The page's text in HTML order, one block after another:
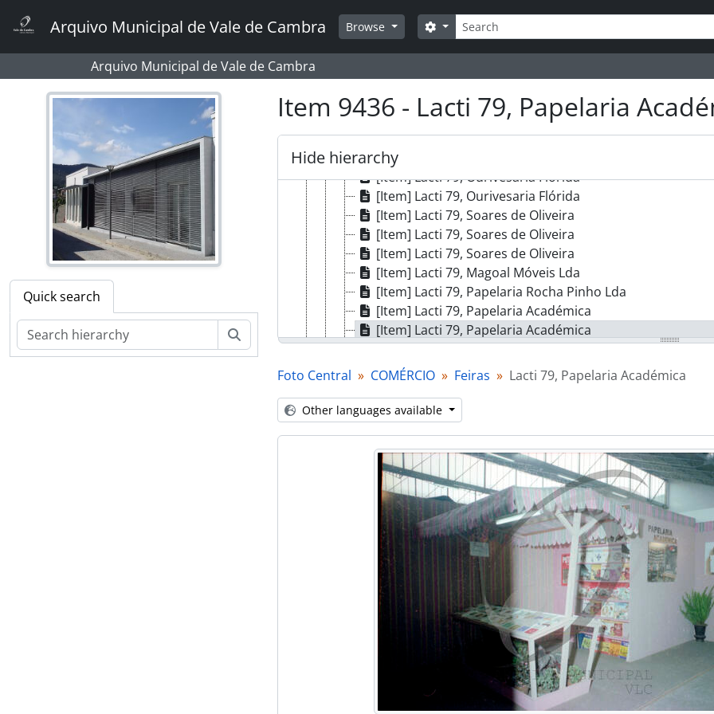
Arquivo Municipal de Vale de Cambra Browse Search
Search options
Arquivo Municipal de Vale de Cambra
Quick search
Search
Item 9436 - Lacti 79, Papelaria
Hide hierarchy
[Item] Lacti 79, CD Máquinas Agrícolas
[Item] Lacti 79, CD Máquinas Agrícolas
[Item] Lacti 79, CD Máquinas Agrícolas
[Item] Lacti 79, CD Máquinas Agrícolas
[Item] Lacti 79, Colep
[Item] Lacti 79, Colep
[Item] Lacti 79, Colep
[Item] Lacti 79, Ourivesaria Flórida
[Item] Lacti 79, Ourivesaria Flórida
[Item] Lacti 79, Soares de Oliveira
[Item] Lacti 79, Soares de Oliveira
[Item] Lacti 79, Soares de Oliveira
[Item] Lacti 79, Magoal Móveis Lda
[Item] Lacti 79, Papelaria Rocha Pinho Lda
[Item] Lacti 79, Papelaria Académica
[Item] Lacti 79, Papelaria Académica
[Item] Lacti 79, Banco Pinto & Sotto Mayor
[Item] Lacti 79, Banco Pinto & Sotto Mayor
[Item] Lacti 79, Estemel
[Item] Lacti 79, Estemel
[Item] Lacti 79, baterias Tudor
[Item] Lacti 79, retrato de grupo
[Item] Lacti 79, passeio turístico
[Item] Lacti 79, passeio turístico
[Item] Lacti 79, visita do Ministro da Agricultura e
[Item] Lacti 79, visita do Ministro da Agricultura e
[Item] Lacti 79, visita do Ministro da Agricultura e
[Item] Lacti 79, visita do Ministro da Agricultura e
[Item] Lacti 79, visita do Ministro da Agricultura e
[Item] Lacti 79, visita do Ministro da Agricultura e
[Item] Lacti 79, visita do Ministro da Agricultura e
[Item] Lacti 79, visita do Ministro da Agricultura e
[Item] Lacti 79, visita do Ministro da Agricultura e
[Item] Lacti 79, visita do Ministro da Agricultura e
Foto Central COMÉRCIO Feiras Lacti 79, Papelaria Académica
Other languages available